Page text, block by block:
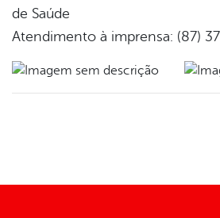
de Saúde
Atendimento à imprensa: (87)